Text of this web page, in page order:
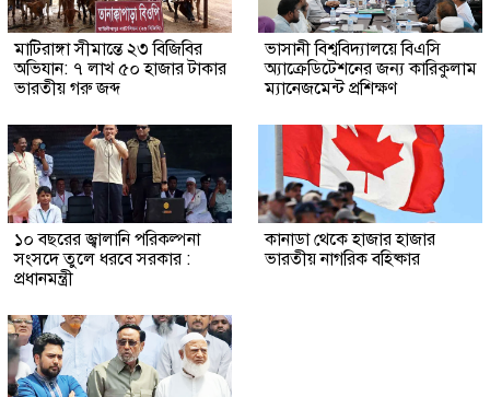
মাটিরাঙ্গা সীমান্তে ২৩ বিজিবির
অভিযান: ৭ লাখ ৫০ হাজার টাকার
ভারতীয় গরু জব্দ
ভাসানী বিশ্ববিদ্যালয়ে বিএসি
অ্যাক্রেডিটেশনের জন্য কারিকুলাম
ম্যানেজমেন্ট প্রশিক্ষণ
১০ বছরের জ্বালানি পরিকল্পনা
সংসদে তুলে ধরবে সরকার :
প্রধানমন্ত্রী
কানাডা থেকে হাজার হাজার
ভারতীয় নাগরিক বহিষ্কার